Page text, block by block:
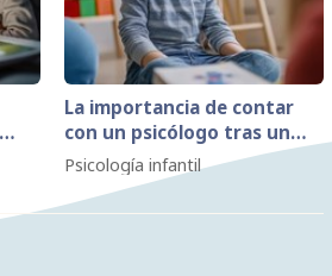
La importancia de contar
con un psicólogo tras un
divorcio
Psicología infantil